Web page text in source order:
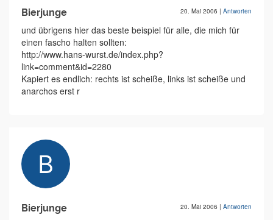
Bierjunge 20. Mai 2006 | Antworten
und übrigens hier das beste beispiel für alle, die mich für
einen fascho halten sollten:
http://www.hans-wurst.de/index.php?
link=comment&id=2280
Kapiert es endlich: rechts ist scheiße, links ist scheiße und
anarchos erst r
Bierjunge 20. Mai 2006 | Antworten